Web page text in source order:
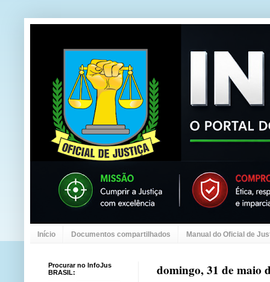
Início Documentos compartilhados Manual do Oficial de
domingo, 31 de maio
Procurar no InfoJus
BRASIL: